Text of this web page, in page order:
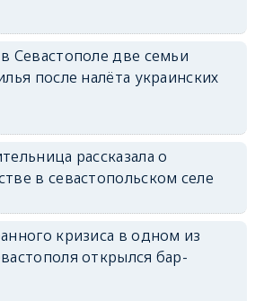
erid: 2SDnjdvhGXG
Севастополе две семьи
после налёта украинских
рассказала о
в севастопольском селе
кризиса в одном из
открылся бар-